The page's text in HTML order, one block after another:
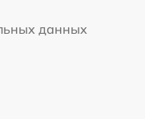
данных